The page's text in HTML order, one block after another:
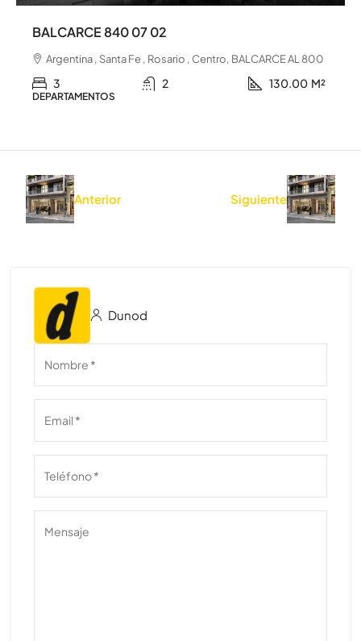
BALCARCE 840 07 02
Argentina , Santa Fe , Rosario , Centro, BALCARCE AL 800
3 2 130.00 M²
DEPARTAMENTOS
Anterior Siguiente
Dunod